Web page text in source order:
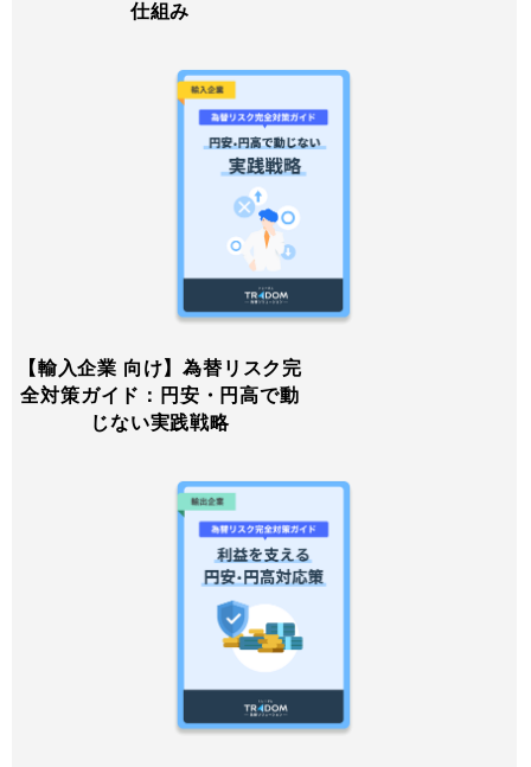
仕組み
【輸入企業 向け】為替リスク完
全対策ガイド：円安・円高で動
じない実践戦略